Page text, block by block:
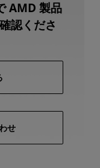
AMD 製品
認くださ
せ